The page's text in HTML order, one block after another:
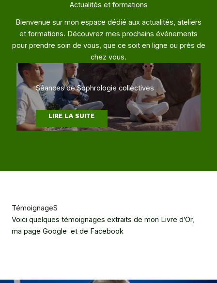
Actualités et formations
Bienvenue sur mon espace dédié aux actualités, ateliers
et formations. Découvrez mes prochains événements
pour prendre soin de vous, que ce soit en ligne ou près de
chez vous.
Séances de Sophrologie collectives
LIRE LA SUITE
TémoignageS
Voici quelques témoignages extraits de mon Livre d’Or,
ma page Google et de Facebook